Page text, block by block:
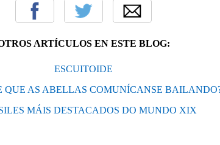
ARTÍCULOS EN ESTE BLOG:
ESCUITOIDE
QUE AS ABELLAS COMUNÍCANSE
MÁIS DESTACADOS DO MUNDO XIX